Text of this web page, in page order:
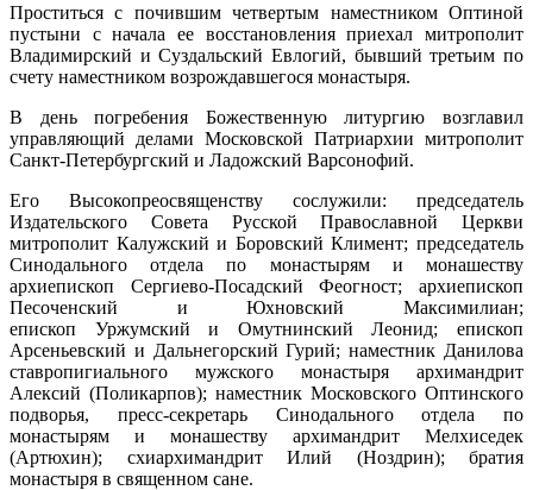
Проститься с почившим четвертым наместником Оптиной
пустыни с начала ее восстановления приехал митрополит
Владимирский и Суздальский Евлогий, бывший третьим по
счету наместником возрождавшегося монастыря.
В день погребения Божественную литургию возглавил
управляющий делами Московской Патриархии митрополит
Санкт-Петербургский и Ладожский Варсонофий.
Его Высокопреосвященству сослужили: председатель
Издательского Совета Русской Православной Церкви
митрополит Калужский и Боровский Климент; председатель
Синодального отдела по монастырям и монашеству
архиепископ Сергиево-Посадский Феогност; архиепископ
Песоченский и Юхновский Максимилиан;
епископ Уржумский и Омутнинский Леонид; епископ
Арсеньевский и Дальнегорский Гурий; наместник Данилова
ставропигиального мужского монастыря архимандрит
Алексий (Поликарпов); наместник Московского Оптинского
подворья, пресс-секретарь Синодального отдела по
монастырям и монашеству архимандрит Мелхиседек
(Артюхин); схиархимандрит Илий (Ноздрин); братия
монастыря в священном сане.